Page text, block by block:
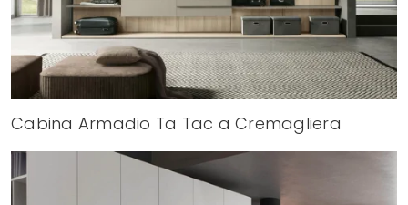
Cabina Armadio Ta Tac a Cremagliera